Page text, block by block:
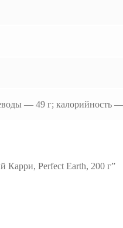
— 49 г; калорийность
Карри, Perfect Earth, 200 г”